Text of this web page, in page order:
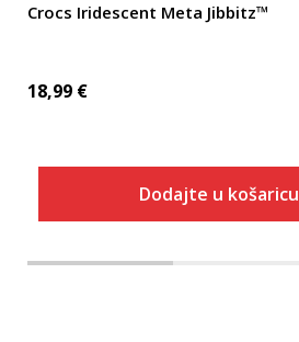
Crocs Iridescent Meta Jibbitz™
18,99 €
Dodajte u košaricu